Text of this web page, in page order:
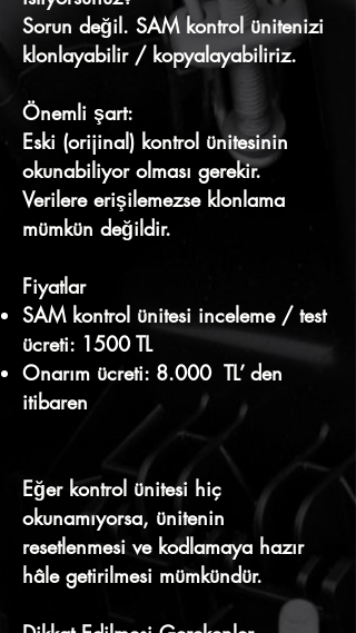
Sorun değil. SAM kontrol ünitenizi
klonlayabilir / kopyalayabiliriz.
Önemli şart:
Eski (orijinal) kontrol ünitesinin
okunabiliyor olması gerekir.
Verilere erişilemezse klonlama
mümkün değildir.
Fiyatlar
SAM kontrol ünitesi inceleme / test
ücreti: 1500 TL
Onarım ücreti: 8.000 TL’ den
itibaren
Eğer kontrol ünitesi hiç
okunamıyorsa, ünitenin
resetlenmesi ve kodlamaya hazır
hâle getirilmesi mümkündür.